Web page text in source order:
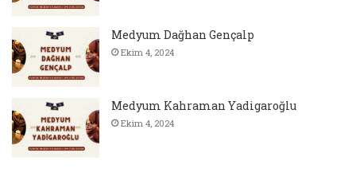
Medyum Dağhan Gençalp
Ekim 4, 2024
Medyum Kahraman Yadigaroğlu
Ekim 4, 2024